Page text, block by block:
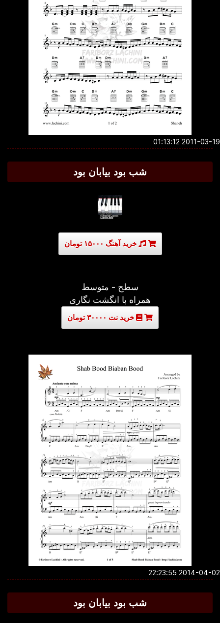
2011-03-19
شب بود بیابان بود
خرید آهنگ ۱۵۰۰۰ تومان
سطح - متوسط
همراه با انگشت نگاری
خرید نت ۳۰۰۰۰ تومان
2014-04-02
شب بود بیابان بود